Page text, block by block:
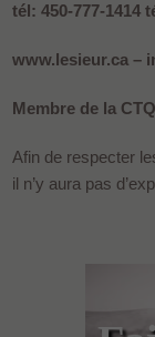
tél: 450-777-1414
www.lesieur.ca –
Membre de la CTQ
Afin de respecter
il n’y aura pas